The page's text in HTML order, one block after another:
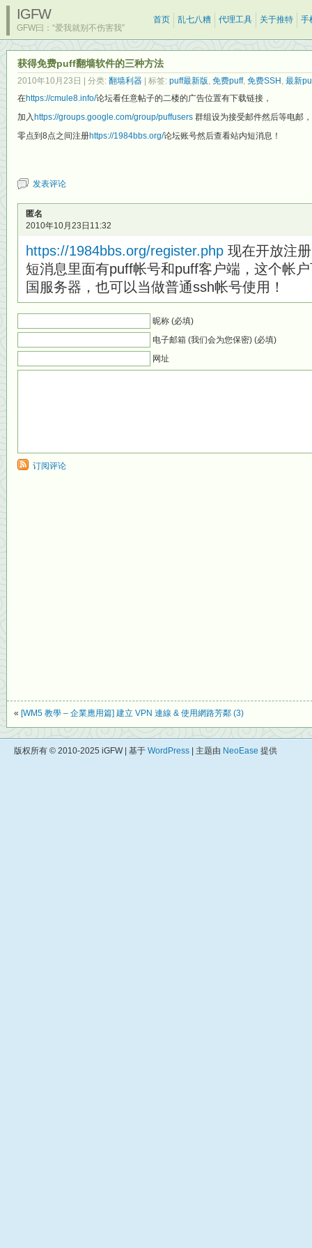
IGFW
GFW曰：“爱我就别不伤害我”
首页 乱七八糟 代理工具 关于推特 手
获得免费puff翻墙软件的三种方法
2010年10月23日 | 分类: 翻墙利器 | 标签: puff最新版, 免费puff, 免费SSH , 最新
在https://cmule8.info/论坛看任意帖子的二楼的广告位置有下载链接，
加入 https://groups.google.com/group/puffusers 群组设为接受邮件然后等电邮，
零点到8点之间注册https://1984bbs.org/论坛账号然后查看站内短消息！
发表评论
匿名
2010年10月23日11:32
https://1984bbs.org/register.php 现在开放注
短消息里面有puff帐号和puff客户端，这个帐
国服务器，也可以当做普通ssh帐号使用！
昵称 (必填)
电子邮箱 (我们会为您保密) (必填)
网址
订阅评论
« [WM5 教學 – 企業應用篇] 建立 VPN 連線 & 使用網路芳鄰 (3)
版权所有 © 2010-2025 iGFW | 基于 WordPress | 主题由 NeoEase 提供